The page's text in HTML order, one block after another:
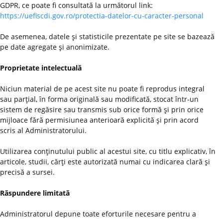
GDPR, ce poate fi consultată la următorul link:
https://uefiscdi.gov.ro/protectia-datelor-cu-caracter-personal
De asemenea, datele şi statisticile prezentate pe site se bazează
pe date agregate şi anonimizate.
Proprietate intelectuală
Niciun material de pe acest site nu poate fi reprodus integral
sau parţial, în forma originală sau modificată, stocat într-un
sistem de regăsire sau transmis sub orice formă şi prin orice
mijloace fără permisiunea anterioară explicită şi prin acord
scris al Administratorului.
Utilizarea conţinutului public al acestui site, cu titlu explicativ, în
articole, studii, cărţi este autorizată numai cu indicarea clară şi
precisă a sursei.
Răspundere limitată
Administratorul depune toate eforturile necesare pentru a